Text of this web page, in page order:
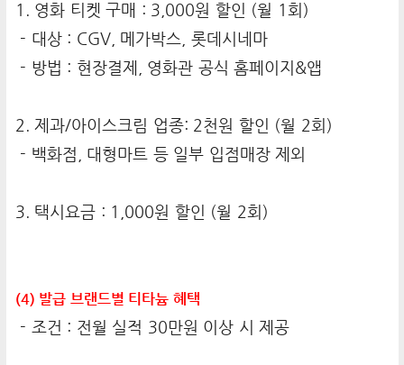
1. 영화 티켓 구매 : 3,000원 할인 (월 1회)
- 대상 : CGV, 메가박스, 롯데시네마
- 방법 : 현장결제, 영화관 공식 홈페이지&앱
2. 제과/아이스크림 업종: 2천원 할인 (월 2회)
- 백화점, 대형마트 등 일부 입점매장 제외
3. 택시요금 : 1,000원 할인 (월 2회)
(4) 발급 브랜드별 티타늄 혜택
- 조건 : 전월 실적 30만원 이상 시 제공